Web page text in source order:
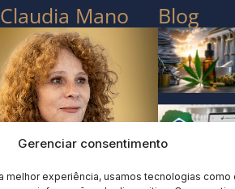
Gerenciar consentimento
melhor experiência, usamos tecnologias
Mano Blog